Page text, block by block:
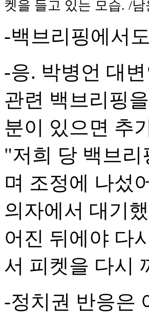
켓을 들고 있는 모습. /
-백브리핑에서
-응. 박병언 대
관련 백브리핑
분이 있으면 추
"저희 당 백브
며 조정에 나섰
의자에서 대기
어진 뒤에야 다
서 피켓을 다시
-정치권 반응은